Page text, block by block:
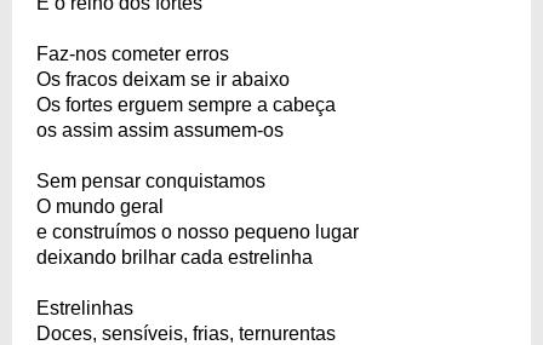
Faz-nos cometer erros
Os fracos deixam se ir abaixo
Os fortes erguem sempre a cabeça
os assim assim assumem-os
Sem pensar conquistamos
O mundo geral
e construímos o nosso pequeno lugar
deixando brilhar cada estrelinha
Estrelinhas
Doces, sensíveis, frias, ternurentas